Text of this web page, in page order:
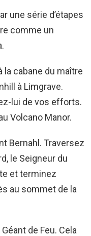
une série d’étapes
comme un
la cabane du maître
à Limgrave.
lui de vos efforts.
Volcano Manor.
Bernahl. Traversez
le Seigneur du
et terminez
au sommet de la
de Feu. Cela